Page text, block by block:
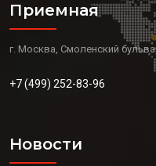
Приемная
г. Москва, Смоленский
+7 (499) 252-83-96
Новости